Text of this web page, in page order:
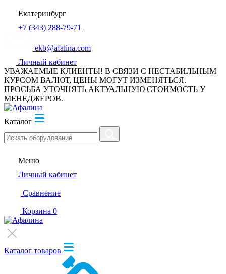
Екатеринбург
+7 (343) 288-79-71
ekb@afalina.com
Личный кабинет
УВАЖАЕМЫЕ КЛИЕНТЫ! В СВЯЗИ С НЕСТАБИЛЬНЫМ
КУРСОМ ВАЛЮТ, ЦЕНЫ МОГУТ ИЗМЕНЯТЬСЯ.
ПРОСЬБА УТОЧНЯТЬ АКТУАЛЬНУЮ СТОИМОСТЬ У
МЕНЕДЖЕРОВ.
Каталог
Меню
Личный кабинет
Сравнение
Корзина 0
Каталог товаров